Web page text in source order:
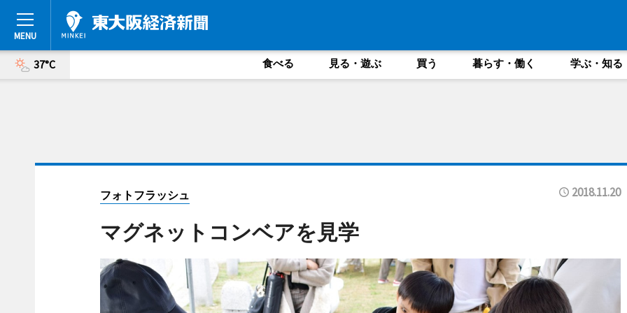
37°C 食べる 見る・遊ぶ 買う 暮らす・働く 学ぶ・知る
フォトフラッシュ 2018.11.20
マグネットコンベアを見学